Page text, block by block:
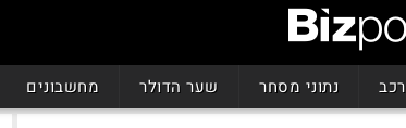
רכב נתוני מסחר שער הדולר מחשבונים